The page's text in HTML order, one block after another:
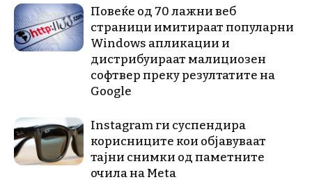
Повеќе од 70 лажни веб
страници имитираат популарни
Windows апликации и
дистрибуираат малициозен
софтвер преку резултатите на
Google
Instagram ги суспендира
корисниците кои објавуваат
тајни снимки од паметните
очила на Meta